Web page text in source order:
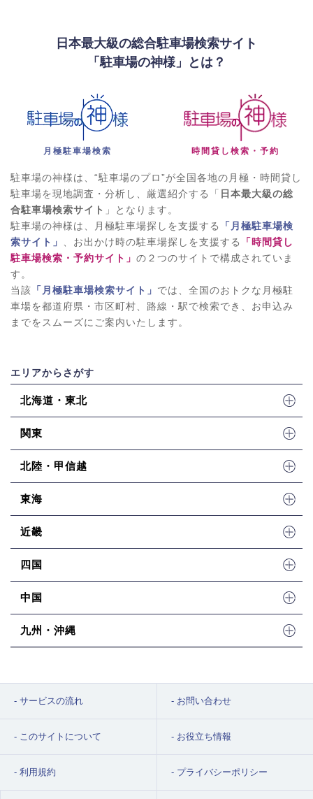
日本最大級の総合駐車場検索サイト
「駐車場の神様」とは？
月極駐車場検索 時間貸し検索・予約
駐車場の神様は、“駐車場のプロ”が全国各地の月極・時間貸し
駐車場を現地調査・分析し、厳選紹介する「 日本最大級の総
合駐車場検索サイト 」となります。
駐車場の神様は、月極駐車場探しを支援する
「月極駐車場検
索サイト」
、お出かけ時の駐車場探しを支援する
「時間貸し
駐車場検索・予約サイト」 の２つのサイトで構成されていま
す。
当該 「月極駐車場検索サイト」 では、全国のおトクな月極駐
車場を都道府県・市区町村、路線・駅で検索でき、お申込み
までをスムーズにご案内いたします。
エリアからさがす
北海道・東北
関東
北陸・甲信越
東海
近畿
四国
中国
九州・沖縄
サービスの流れ お問い合わせ
このサイトについて お役立ち情報
利用規約 プライバシーポリシー